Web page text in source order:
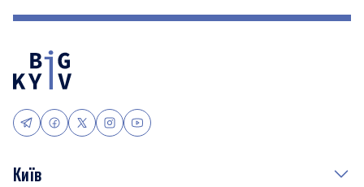
Київ